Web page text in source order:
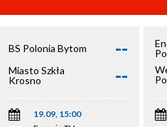
BS Polonia Bytom --
Miasto Szkła
Krosno
--
19.09, 15:00